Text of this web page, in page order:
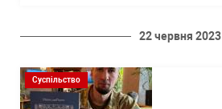
22 червня 2023
Суспільство